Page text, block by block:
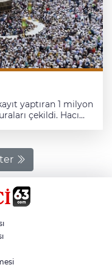
Kurban
Hacıların
başlayacak.
sürecek.
yaptıran 1 milyon
çekildi. Hacı
ve noter
yanı sıra
Arpaguş, kura
dileğinde bulundu.
biri
birinin de
Haccın nasıl eda
yaparak
hatırlatmaktadır"